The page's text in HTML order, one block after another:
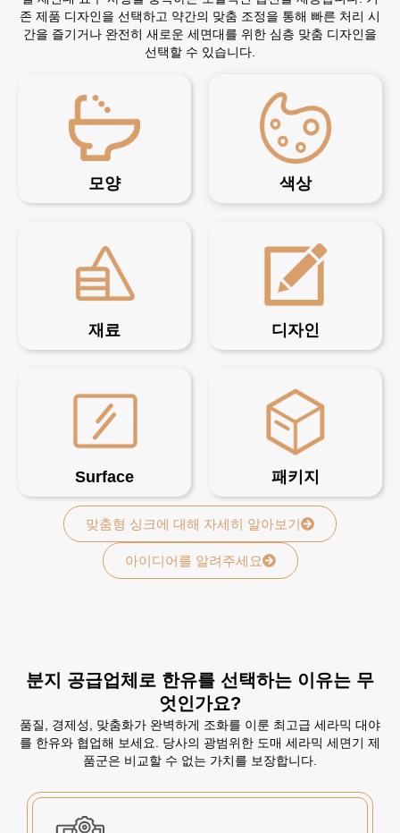
존 제품 디자인을 선택하고 약간의 맞춤 조정을 통해 빠른 처리 시
간을 즐기거나 완전히 새로운 세면대를 위한 심층 맞춤 디자인을
선택할 수 있습니다.
모양 색상
재료 디자인
Surface 패키지
맞춤형 싱크에 대해 자세히 알아보기
아이디어를 알려주세요
분지 공급업체로 한유를 선택하는 이유는 무
엇인가요?
품질, 경제성, 맞춤화가 완벽하게 조화를 이룬 최고급 세라믹 대야
를 한유와 협업해 보세요. 당사의 광범위한 도매 세라믹 세면기 제
품군은 비교할 수 없는 가치를 보장합니다.